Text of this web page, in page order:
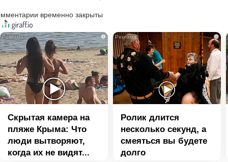
временно закрыты
i
Скрытая камера на
пляже Крыма: Что
люди вытворяют,
когда их не видят...
i
Ролик длится
несколько секунд, а
смеяться вы будете
долго